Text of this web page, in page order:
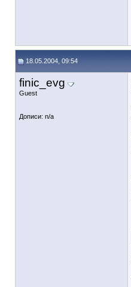
18.05.2004, 09:54
finic_evg
Guest
Дописи: n/a